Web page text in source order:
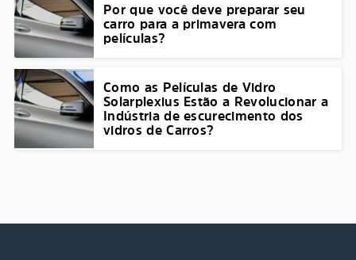
Por que você deve preparar seu
carro para a primavera com
películas?
Como as Películas de Vidro
Solarplexius Estão a Revolucionar a
Indústria de escurecimento dos
vidros de Carros?